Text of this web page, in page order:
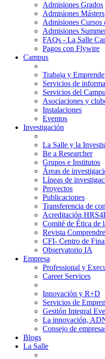
Admisiones Grados
Admisiones Másters
Admisiones Cursos
Admisiones
FAQs - La Salle
Pagos con Flywire
Campus
Trabaja y Emprende
Servicios de
Servicios del
Asociaciones y
Instalaciones
Eventos
Investigación
La Salle y la
Be a Researcher
Grupos e Institutos
Áreas de
Líneas de
Proyectos
Publicaciones
Transferencia de
Acreditación
Comité de Ética de
Revista Comprendre
CFI- Centro de
Observatorio IA
Empresa
Professional y
Career Services
Innovación y R+D
Servicios de
Gestión Integral
La innovación,
Consejo de
Blogs
La Salle